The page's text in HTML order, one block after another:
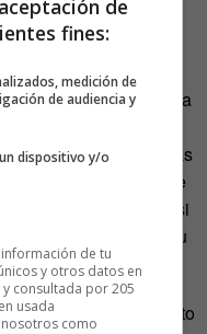
PETA, aparecen ahora
a la voz en
asegura, no es más
dentro. Eso sí, no te ve
o los músculos, si
por subir a la red, es tu
se haga una foto
de
fines:
medición de
de audiencia y
dispositivo y/o
de tu
y otros datos en
consultada por 205
usada
como